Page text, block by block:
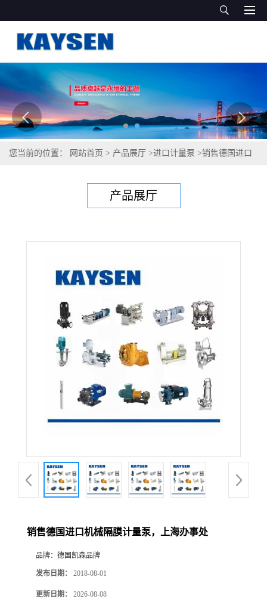
您当前的位置： 网站首页 > 产品展厅 >进口计量泵 >销售德国进口
产品展厅
销售德国进口机械隔膜计量泵，上海办事处
品牌： 德国凯森品牌
发布日期： 2018-08-01
更新日期： 2026-08-08